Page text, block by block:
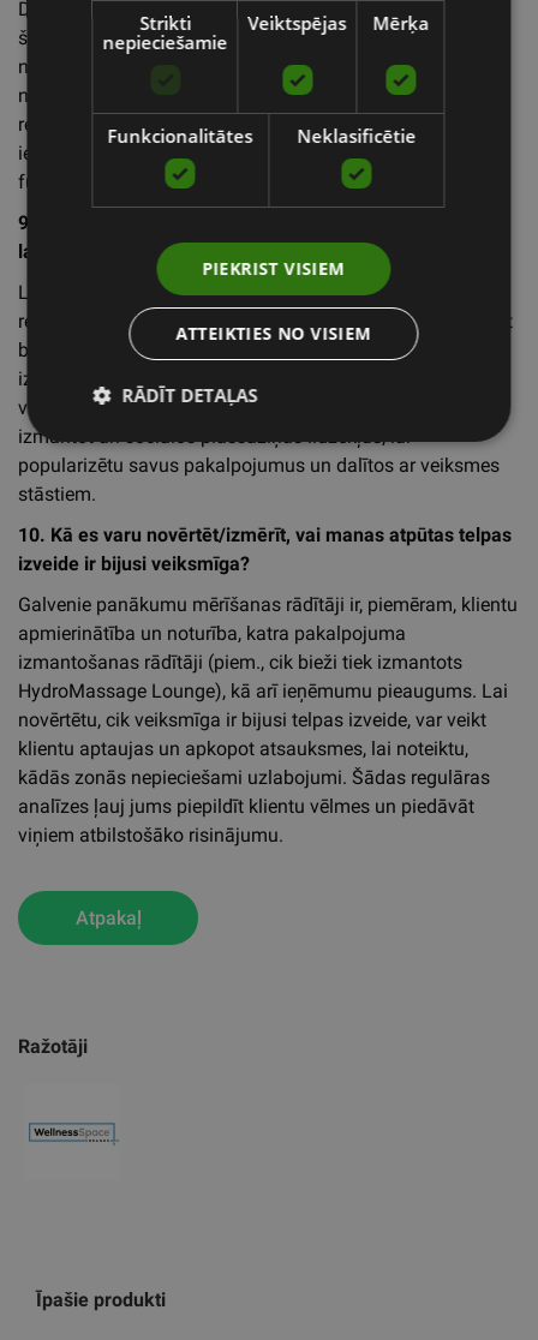
Ražotāji
Dažas izplatītākās kļūdas, no kurām jāizvairās, veidojot
šādu telpu, ir neņemt vērā mērķauditorijas vajadzības,
neiekļaut dabas elementus un priekšroku dot estētikai,
nevis funkcionalitātei. Pārliecinieties, ka jūsu telpa ir
redzama un viegli pieejama jūsu klientiem, kā arī
iepazīstiniet klientus ar to, kā izmantot katra produkta
funkcijas.
9. Kā es varu pārdot savas atpūtas telpas pakalpojumus,
lai piesaistītu klientus?
Lai piesaistītu klientus, ir ļoti svarīgi savu atpūtas telpu
reklamēt. Apsveriet iespēju reklamēties tiešsaistē, piedāvāt
bezmaksas izmēģinājumus vai konsultācijas, banerus vai
izkārtnes ārpus telpas vai ēkas, kā arī sadarboties ar
vietējiem uzņēmumiem un organizācijām. Jūs varat
izmantot arī sociālos plašsaziņas līdzekļus, lai
popularizētu savus pakalpojumus un dalītos ar veiksmes
stāstiem.
10. Kā es varu novērtēt/izmērīt, vai manas atpūtas telpas
izveide ir bijusi veiksmīga?
Galvenie panākumu mērīšanas rādītāji ir, piemēram, klientu
apmierinātība un noturība, katra pakalpojuma
izmantošanas rādītāji (piem., cik bieži tiek izmantots
HydroMassage Lounge), kā arī ieņēmumu pieaugums. Lai
novērtētu, cik veiksmīga ir bijusi telpas izveide, var veikt
klientu aptaujas un apkopot atsauksmes, lai noteiktu,
kādās zonās nepieciešami uzlabojumi. Šādas regulāras
analīzes ļauj jums piepildīt klientu vēlmes un piedāvāt
viņiem atbilstošāko risinājumu.
Atpakaļ
Īpašie produkti
Strikti
nepieciešamie
Veiktspējas Mērķa
Funkcionalitātes Neklasificētie
PIEKRIST VISIEM
ATTEIKTIES NO VISIEM
RĀDĪT DETAĻAS